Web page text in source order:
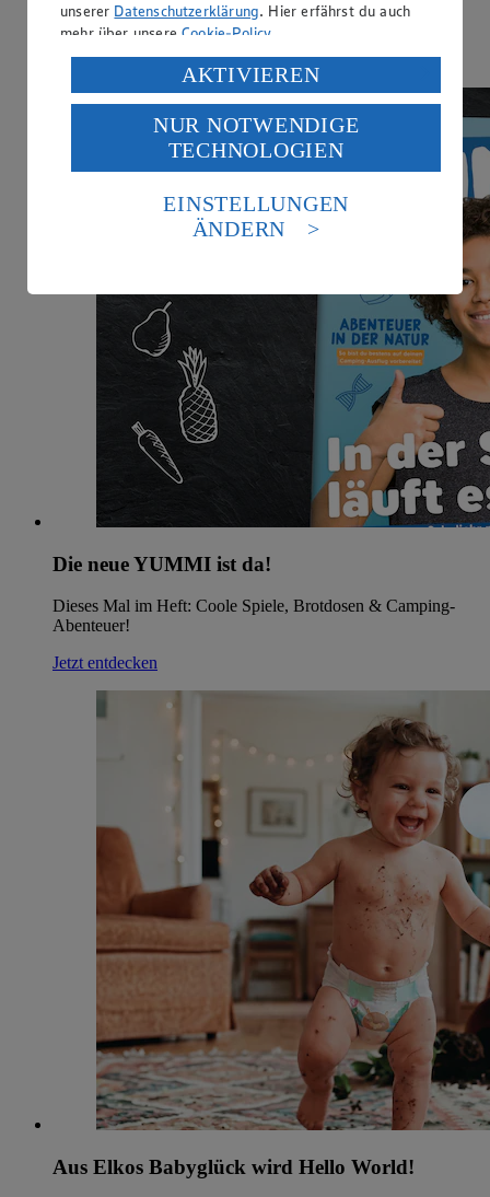
Gut&Günstig Coffee Balls zum Aktionspreis. Jetzt sparen!
Hier entlang
Die neue YUMMI ist da!
Dieses Mal im Heft: Coole Spiele, Brotdosen & Camping-
Abenteuer!
Jetzt entdecken
Aus Elkos Babyglück wird Hello World!
unserer Datenschutzerklärung. Hier erfährst du auch
mehr über unsereCookie-Policy.
Verarbeitung deiner personenbezogenen Daten in den
USA durch Facebook und YouTube:
Wenn du auf „Aktivieren“ klickst, willigst du im Sinne
des Art. 49 Abs. 1 Satz 1 lit. a) DSGVO ein, dass deine
Daten in den USA verarbeitet werden. Der EuGH sieht
die USA als Land mit einem nach europäischen
Standards nicht angemessenen Datenschutzniveau an.
Es besteht das Risiko eines Zugriffs durch US-
Informationen zum Herausgeber der Seite findest du
Impressum
AKTIVIEREN
NUR NOTWENDIGE
TECHNOLOGIEN
EINSTELLUNGEN
ÄNDERN